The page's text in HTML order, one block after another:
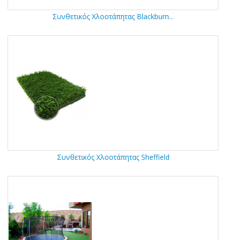
Συνθετικός Χλοοτάπητας Blackburn...
Συνθετικός Χλοοτάπητας Sheffield